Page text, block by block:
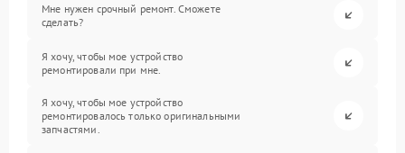
Мне нужен срочный ремонт. Сможете
сделать?
Я хочу, чтобы мое устройство
ремонтировали при мне.
Я хочу, чтобы мое устройство
ремонтировалось только оригинальными
запчастями.